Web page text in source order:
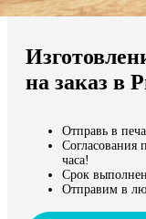
Мы доставляем по
Продолжить без
на заказ в
Отправь в
Согласования
часа!
Срок
Отправим в